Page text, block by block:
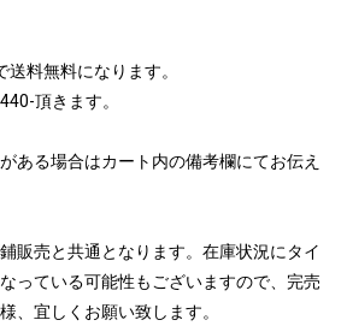
料無料になります。
頂きます。
ある場合はカート内の備考欄にてお伝え
販売と共通となります。在庫状況にタイ
っている可能性もございますので、完売
、宜しくお願い致します。